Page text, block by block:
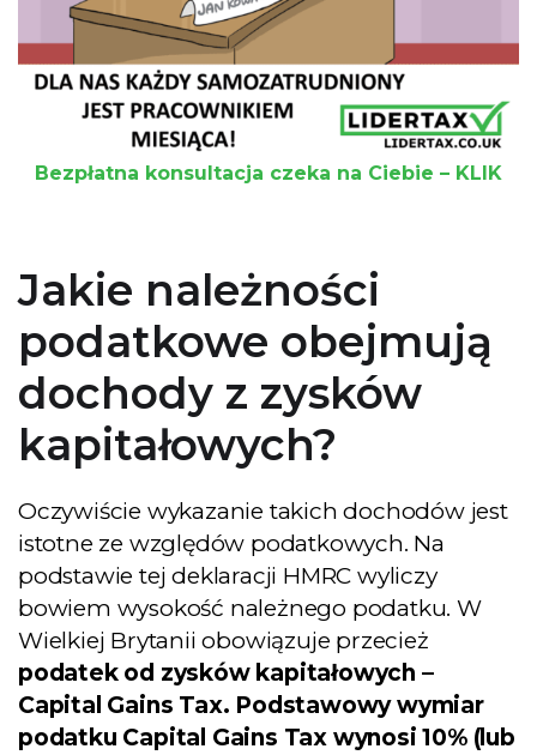
Bezpłatna konsultacja czeka na Ciebie – KLIK
Jakie należności
podatkowe obejmują
dochody z zysków
kapitałowych?
Oczywiście wykazanie takich dochodów jest
istotne ze względów podatkowych. Na
podstawie tej deklaracji HMRC wyliczy
bowiem wysokość należnego podatku. W
Wielkiej Brytanii obowiązuje przecież
podatek od zysków kapitałowych –
Capital Gains Tax. Podstawowy wymiar
podatku Capital Gains Tax wynosi 10% (lub